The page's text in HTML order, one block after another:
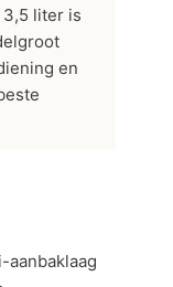
3,5 liter is
en
aanbaklaag